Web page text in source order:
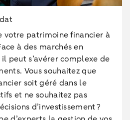
votre patrimoine financier à
à des marchés en
peut s’avérer complexe de
Vous souhaitez que
soit géré dans le
et ne souhaitez pas
d’investissement ?